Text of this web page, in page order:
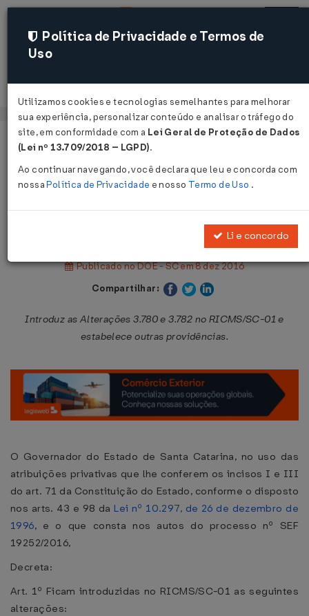
Acessar
Página Inicial
Legislações
Decreto Nº 983 DE 07/12/2016
Publicado no DOE - SC em 8 dez 2016
Compartilhar:
Introduz as Alterações 3.780 e 3.782 no RICMS/SC-01 e
estabelece outras providências.
O Governador do Estado de Santa Catarina, no uso das
atribuições privativas que lhe conferem os incisos I e III
do art. 71 da Constituição do Estado, conforme o disposto
nos arts. 43 e 98 da Lei nº 10.297, de 26 de dezembro de
1996, e o que consta nos autos do processo nº SEF
19252/2016,
Decreta:
Art. 1º Ficam introduzidas no RICMS/SC-01 as seguintes
alterações:
Política de Privacidade e Termos de
Uso
Utilizamos cookies e tecnologias semelhantes para melhorar
sua experiência, personalizar conteúdo e analisar o tráfego do
site, em conformidade com a Lei Geral de Proteção de Dados
(Lei nº 13.709/2018 – LGPD).
Ao continuar navegando, você declara que leu e concorda com
nossaPolítica de Privacidade e nosso Termo de Uso .
Li e concordo